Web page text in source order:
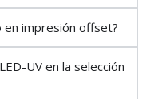
en impresión offset?
UV en la selección